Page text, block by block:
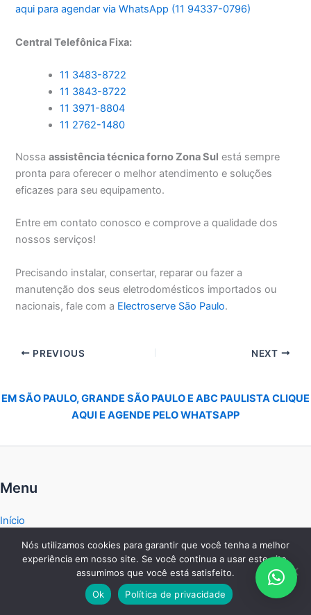
aqui para agendar via WhatsApp (11 94337-0796)
Central Telefônica Fixa:
11 3483-8722
11 3843-8722
11 3971-8804
11 2762-1480
Nossaassistência técnica forno Zona Sul está sempre
pronta para oferecer o melhor atendimento e soluções
eficazes para seu equipamento.
Entre em contato conosco e comprove a qualidade dos
nossos serviços!
Precisando instalar, consertar, reparar ou fazer a
manutenção dos seus eletrodomésticos importados ou
nacionais, fale com a Electroserve São Paulo.
PREVIOUS NEXT
EM SÃO PAULO, GRANDE SÃO PAULO E ABC PAULISTA CLIQUE
AQUI E AGENDE PELO WHATSAPP
Menu
Início
Serviços
Nós utilizamos cookies para garantir que você tenha a melhor
experiência em nosso site. Se você continua a usar este site,
assumimos que você está satisfeito.
Ok
Política de privacidade